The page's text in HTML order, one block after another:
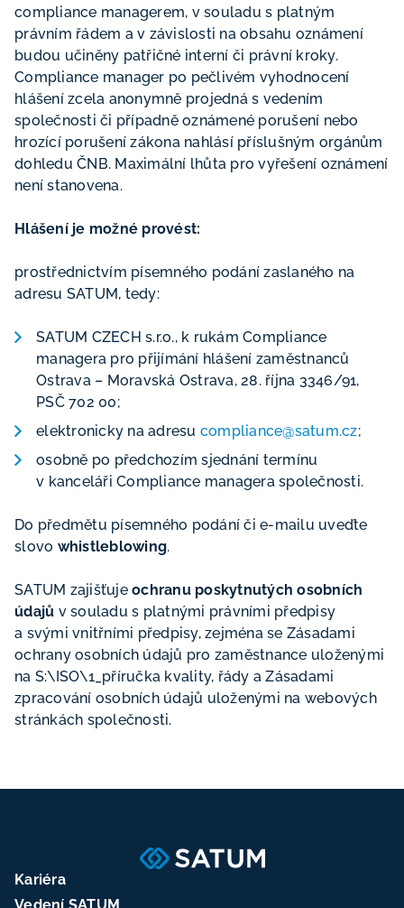
compliance managerem, v souladu s platným
právním řádem a v závislosti na obsahu oznámení
budou učiněny patřičné interní či právní kroky.
Compliance manager po pečlivém vyhodnocení
hlášení zcela anonymně projedná s vedením
společnosti či případně oznámené porušení nebo
hrozící porušení zákona nahlásí příslušným orgánům
dohledu ČNB. Maximální lhůta pro vyřešení oznámení
není stanovena.
Hlášení je možné provést:
prostřednictvím písemného podání zaslaného na
adresu SATUM, tedy:
SATUM CZECH s.r.o., k rukám Compliance
managera pro přijímání hlášení zaměstnanců
Ostrava – Moravská Ostrava, 28. října 3346/91,
PSČ 702 00;
elektronicky na adresu compliance@satum.cz;
osobně po předchozím sjednání termínu
v kanceláři Compliance managera společnosti.
Do předmětu písemného podání či e-mailu uveďte
slovo whistleblowing.
SATUM zajišťuje ochranu poskytnutých osobních
údajů v souladu s platnými právními předpisy
a svými vnitřními předpisy, zejména se Zásadami
ochrany osobních údajů pro zaměstnance uloženými
na S:\ISO\1_příručka kvality, řády a Zásadami
zpracování osobních údajů uloženými na webových
stránkách společnosti.
Kariéra